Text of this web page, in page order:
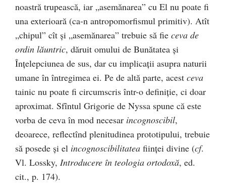
noastră trupească, iar „asemănarea” cu El nu poate fi
una exterioară (ca-n antropomorfismul primitiv). Atît
„chipul” cît și „asemănarea” trebuie să fie ceva de
ordin lăuntric, dăruit omului de Bunătatea și
Înțelepciunea de sus, dar cu implicații asupra naturii
umane în întregimea ei. Pe de altă parte, acest ceva
tainic nu poate fi circumscris într-o definiție, ci doar
aproximat. Sfîntul Grigorie de Nyssa spune că este
vorba de ceva în mod necesar incognoscibil,
deoarece, reflectînd plenitudinea prototipului, trebuie
să posede și el incognoscibilitatea ființei divine (cf.
Vl. Lossky, Introducere în teologia ortodoxă, ed.
cit., p. 174).